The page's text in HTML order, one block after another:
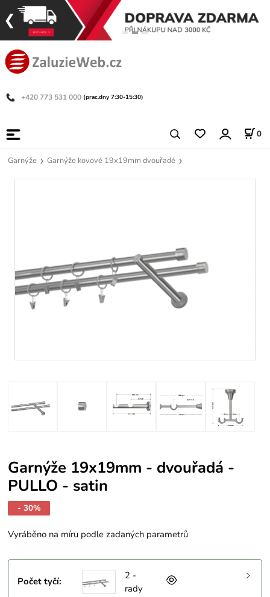
+420 773 531 000 (prac.dny 7:30-15:30)
0
Garnýže Garnýže kovové 19x19mm dvouřadé
Garnýže 19x19mm - dvouřadá -
PULLO - satin
- 30%
Vyráběno na míru podle zadaných parametrů
Počet tyčí:
2 -
rady